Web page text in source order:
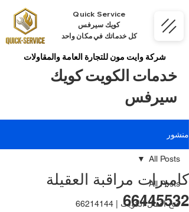
Quick Service
كويك سيرفس
كل خدماتك في مكان واحد
شركة وايت مون للتجارة العامة والمقاولات
خدمات الكويت كويك
سيرفس
منشور
All Posts
فتح اقفال الكويت | 66214144
All Posts
كاميرات مراقبة العقيلة
66445532